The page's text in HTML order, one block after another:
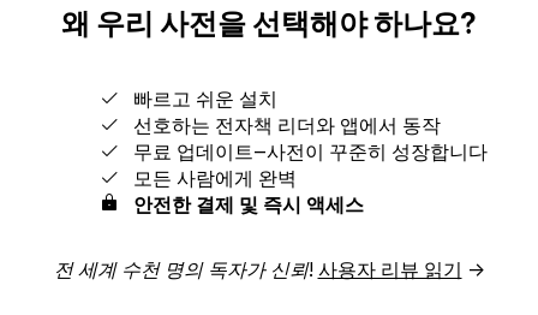
왜 우리 사전을 선택해야 하나요?
빠르고 쉬운 설치
선호하는 전자책 리더와 앱에서 동작
무료 업데이트‒사전이 꾸준히 성장합니다
모든 사람에게 완벽
안전한 결제 및 즉시 액세스
전 세계 수천 명의 독자가 신뢰! 사용자 리뷰 읽기 →